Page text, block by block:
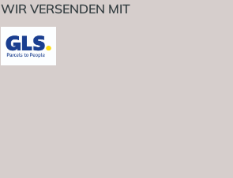
WIR VERSENDEN MIT